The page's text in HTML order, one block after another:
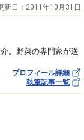
新日： 2011年10月31日
。野菜の専門家が送
プロフィール詳細
執筆記事一覧